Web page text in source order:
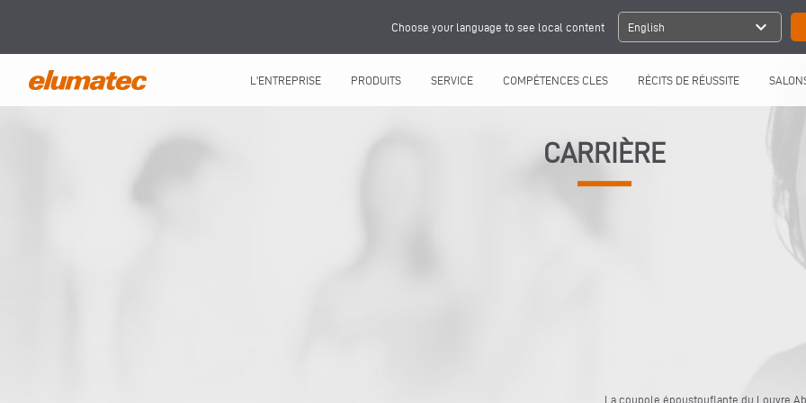
Choose your language to see local content English expand_more
L'ENTREPRISE PRODUITS SERVICE COMPÉTENCES CLES RÉCITS DE RÉUSSITE
CARRIÈRE
La coupole époustouflante du Louvre